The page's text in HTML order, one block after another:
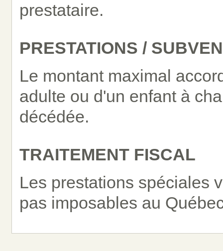
prestataire.
PRESTATIONS /
Le montant maximal
adulte ou d'un enfant à
décédée.
TRAITEMENT FISCAL
Les prestations spéciales
pas imposables au